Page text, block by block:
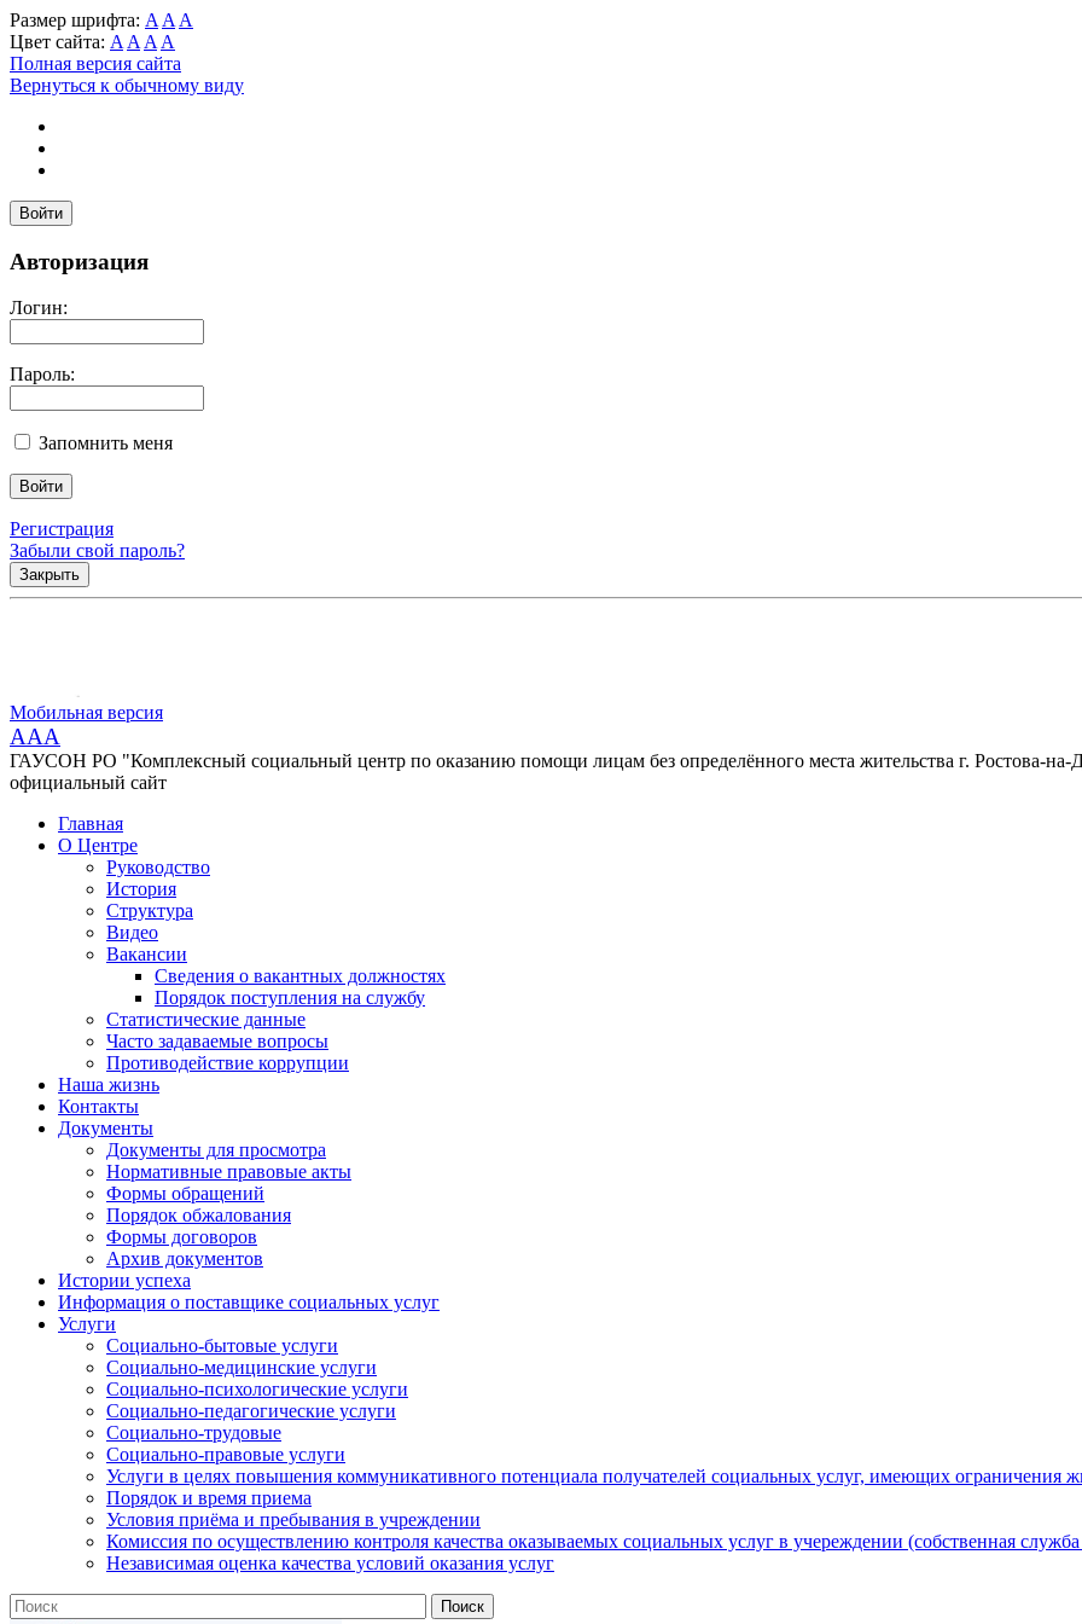
Размер шрифта: A A A
Цвет сайта: A A A A
Полная версия сайта
Вернуться к обычному виду
Войти
Авторизация
Логин:
Пароль:
Запомнить меня
Регистрация
Забыли свой пароль?
Закрыть
Мобильная версия
AAA
ГАУСОН РО "Комплексный социальный центр по оказанию помощи лицам без определённого места жительства г. Ростова-на-
официальный сайт
Главная
О Центре
Руководство
История
Структура
Видео
Вакансии
Сведения о вакантных должностях
Порядок поступления на службу
Статистические данные
Часто задаваемые вопросы
Противодействие коррупции
Наша жизнь
Контакты
Документы
Документы для просмотра
Нормативные правовые акты
Формы обращений
Порядок обжалования
Формы договоров
Архив документов
Истории успеха
Информация о поставщике социальных услуг
Услуги
Социально-бытовые услуги
Социально-медицинские услуги
Социально-психологические услуги
Социально-педагогические услуги
Социально-трудовые
Социально-правовые услуги
Услуги в целях повышения коммуникативного потенциала получателей социальных услуг, имеющих ограничения
Порядок и время приема
Условия приёма и пребывания в учреждении
Комиссия по осуществлению контроля качества оказываемых социальных услуг в учереждении (собственная
Независимая оценка качества условий оказания услуг